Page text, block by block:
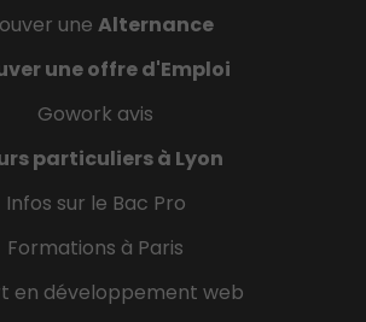
une Alternance
une offre d'Emploi
Gowork avis
particuliers à Lyon
Infos sur le Bac Pro
Formations à Paris
en développement web